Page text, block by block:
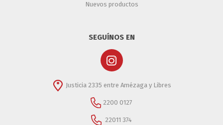
Nuevos productos
SEGUÍNOS EN
Justicia 2335 entre Amézaga y Libres
2200 0127
22011 374